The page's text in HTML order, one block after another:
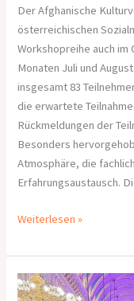
Der Afghanische
österreichischen
Workshopreihe auch
Monaten Juli und
insgesamt 83
die erwartete
Rückmeldungen der
Besonders
Atmosphäre, die
Erfahrungsaustausch.
Weiterlesen »
A